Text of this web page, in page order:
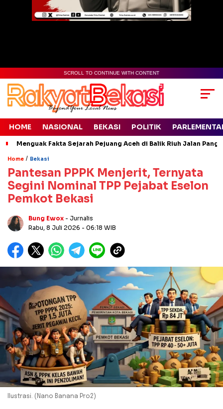
SCROLL TO CONTINUE WITH CONTENT
HOME NASIONAL BEKASI POLITIK
Menguak Fakta Sejarah Pejuang Aceh di Balik Riuh Jalan
Home / Bekasi
Pantesan PPPK Menjerit, Ternyata
Segini Nominal TPP Pejabat Eselon
Pemkot Bekasi
Bung Ewox - Jurnalis
Rabu, 8 Juli 2026 - 06:18 WIB
Ilustrasi. (Nano Banana Pro2)